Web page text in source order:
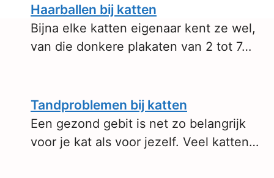
Haarballen bij katten
Bijna elke katten eigenaar kent ze wel,
van die donkere plakaten van 2 tot 7…
Tandproblemen bij katten
Een gezond gebit is net zo belangrijk
voor je kat als voor jezelf. Veel katten…